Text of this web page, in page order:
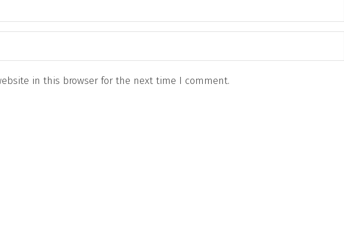
in this browser for the next time I comment.